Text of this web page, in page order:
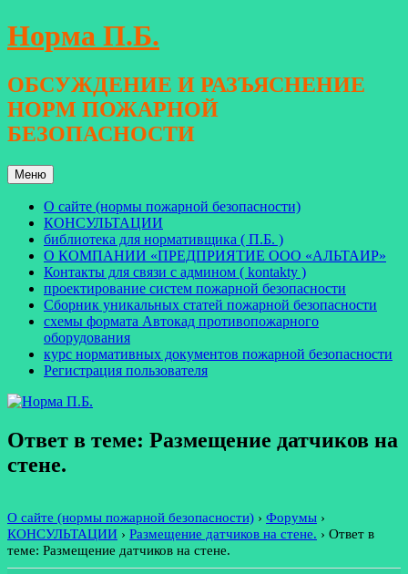
Перейти
к
Норма П.Б.
ОБСУЖДЕНИЕ И РАЗЪЯСНЕНИЕ
НОРМ ПОЖАРНОЙ
БЕЗОПАСНОСТИ
Меню
О сайте (нормы пожарной безопасности)
КОНСУЛЬТАЦИИ
библиотека для нормативщика ( П.Б. )
О КОМПАНИИ «ПРЕДПРИЯТИЕ ООО «АЛЬТАИР»
Контакты для связи с админом ( kontakty )
проектирование систем пожарной безопасности
Сборник уникальных статей пожарной безопасности
схемы формата Автокад противопожарного
оборудования
курс нормативных документов пожарной безопасности
Регистрация пользователя
Ответ в теме: Размещение датчиков на
стене.
О сайте (нормы пожарной безопасности) › Форумы ›
КОНСУЛЬТАЦИИ › Размещение датчиков на стене. › Ответ в
теме: Размещение датчиков на стене.